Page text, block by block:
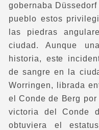
gobernaba
pueblo estos
las piedras
ciudad. Aunque
historia, este
de sangre en la
Worringen, librada
el Conde de Berg
victoria del Conde
obtuviera el